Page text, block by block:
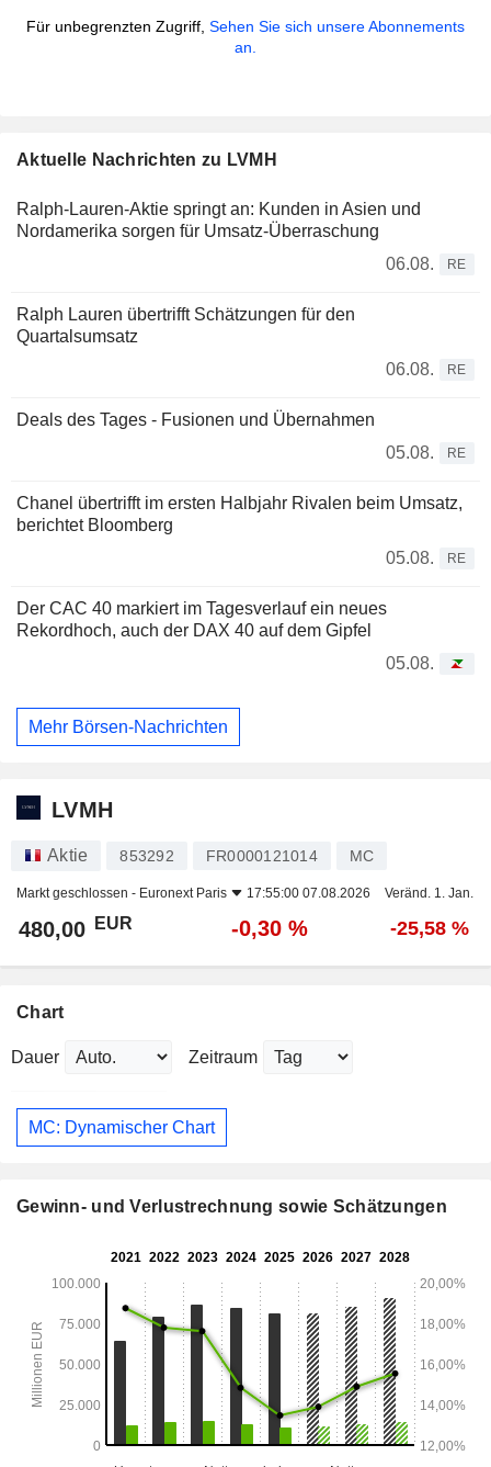
Für unbegrenzten Zugriff, Sehen Sie sich unsere Abonnements
an.
Aktuelle Nachrichten zu LVMH
Ralph-Lauren-Aktie springt an: Kunden in Asien und
Nordamerika sorgen für Umsatz-Überraschung
06.08.
RE
Ralph Lauren übertrifft Schätzungen für den
Quartalsumsatz
06.08.
RE
Deals des Tages - Fusionen und Übernahmen
05.08.
RE
Chanel übertrifft im ersten Halbjahr Rivalen beim Umsatz,
berichtet Bloomberg
05.08.
RE
Der CAC 40 markiert im Tagesverlauf ein neues
Rekordhoch, auch der DAX 40 auf dem Gipfel
05.08.
Mehr Börsen-Nachrichten
LVMH
Aktie 853292 FR0000121014 MC
Markt geschlossen - Euronext Paris 17:55:00 07.08.2026 Veränd. 1. Jan.
480,00 EUR -0,30 % -25,58 %
Chart
Dauer Zeitraum
MC: Dynamischer Chart
Gewinn- und Verlustrechnung sowie Schätzungen